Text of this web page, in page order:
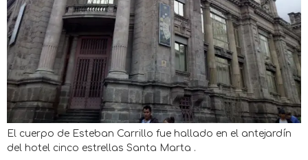
El cuerpo de Esteban Carrillo fue hallado en el antejardín
del hotel cinco estrellas Santa Marta .